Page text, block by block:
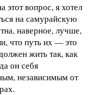
этот вопрос, я хотел
на самурайскую
наверное, лучше,
что путь их — это
жить так, как
он себя
независимым от